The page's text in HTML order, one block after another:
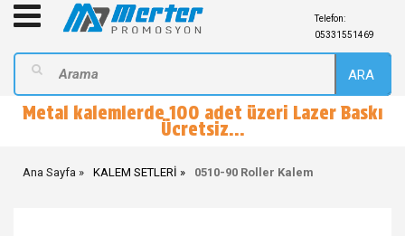
Telefon:
05331551469
ARA
Metal kalemlerde 100 adet üzeri Lazer Baskı
Ücretsiz...
Ana Sayfa KALEM SETLERİ 0510-90 Roller Kalem